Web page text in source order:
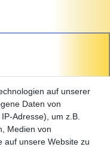
auf unserer
Daten von
Adresse), um z.B.
Medien von
auf unsere Website zu